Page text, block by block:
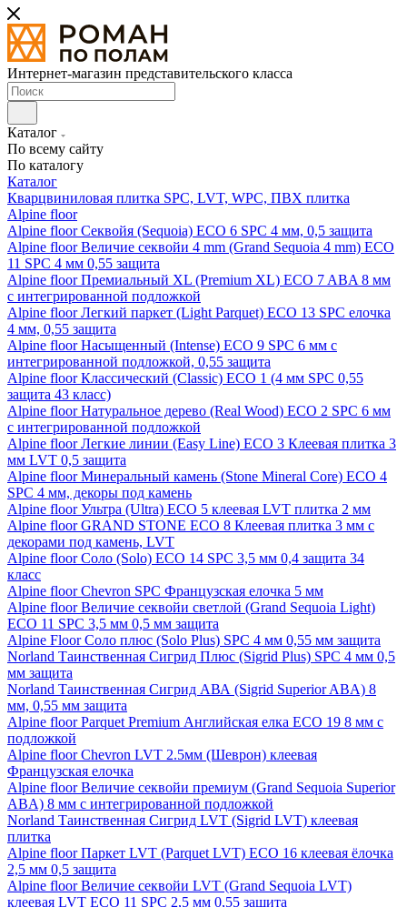
Интернет-магазин представительского класса
Каталог
По всему сайту
По каталогу
Каталог
Кварцвиниловая плитка SPC, LVT, WPC, ПВХ плитка
Alpine floor
Alpine floor Секвойя (Sequoia) ECO 6 SPC 4 мм, 0,5 защита
Alpine floor Величие секвойи 4 mm (Grand Sequoia 4 mm) ECO
11 SPC 4 мм 0,55 защита
Alpine floor Премиальный XL (Premium XL) ECO 7 ABA 8 мм
с интегрированной подложкой
Alpine floor Легкий паркет (Light Parquet) ECO 13 SPC елочка
4 мм, 0,55 защита
Alpine floor Насыщенный (Intense) ECO 9 SPC 6 мм с
интегрированной подложкой, 0,55 защита
Alpine floor Классический (Classic) ECO 1 (4 мм SPC 0,55
защита 43 класс)
Alpine floor Натуральное дерево (Real Wood) ECO 2 SPC 6 мм
с интегрированной подложкой
Alpine floor Легкие линии (Easy Line) ECO 3 Клеевая плитка 3
мм LVT 0,5 защита
Alpine floor Минеральный камень (Stone Mineral Core) ECO 4
SPC 4 мм, декоры под камень
Alpine floor Ультра (Ultra) ECO 5 клеевая LVT плитка 2 мм
Alpine floor GRAND STONE ECO 8 Клеевая плитка 3 мм с
декорами под камень, LVT
Alpine floor Соло (Solo) ECO 14 SPC 3,5 мм 0,4 защита 34
класс
Alpine floor Chevron SPC Французская елочка 5 мм
Alpine floor Величие секвойи светлой (Grand Sequoia Light)
ECO 11 SPC 3,5 мм 0,5 мм защита
Alpine Floor Соло плюс (Solo Plus) SPC 4 мм 0,55 мм защита
Norland Таинственная Сигрид Плюс (Sigrid Plus) SPC 4 мм 0,5
мм защита
Norland Таинственная Сигрид АВА (Sigrid Superior ABA) 8
мм, 0,55 мм защита
Alpine floor Parquet Premium Английская елка ECO 19 8 мм с
подложкой
Alpine floor Chevron LVT 2.5мм (Шеврон) клеевая
Французская елочка
Alpine floor Величие секвойи премиум (Grand Sequoia Superior
ABA) 8 мм с интегрированной подложкой
Norland Таинственная Сигрид LVT (Sigrid LVT) клеевая
плитка
Alpine floor Паркет LVT (Parquet LVT) ECO 16 клеевая ёлочка
2,5 мм 0,5 защита
Alpine floor Величие секвойи LVT (Grand Sequoia LVT)
клеевая LVT ECO 11 SPC 2,5 мм 0,55 защита